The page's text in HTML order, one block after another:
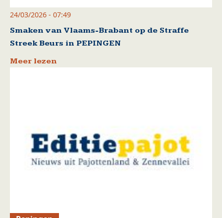
24/03/2026 - 07:49
Smaken van Vlaams-Brabant op de Straffe
Streek Beurs in PEPINGEN
Meer lezen